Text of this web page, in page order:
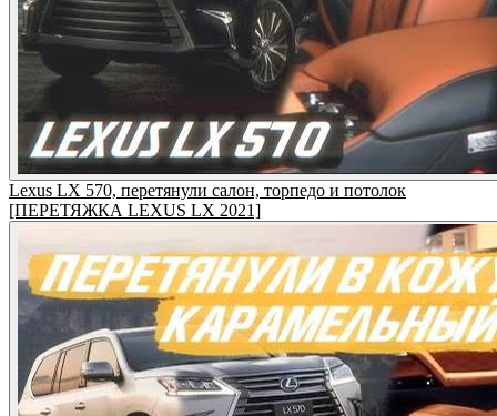
Lexus LX 570, перетянули салон, торпедо и потолок
[ПЕРЕТЯЖКА LEXUS LX 2021]